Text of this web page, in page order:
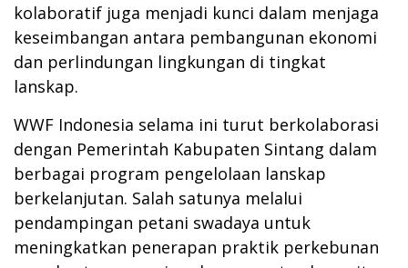
kolaboratif juga menjadi kunci dalam menjaga
keseimbangan antara pembangunan ekonomi
dan perlindungan lingkungan di tingkat
lanskap.
WWF Indonesia selama ini turut berkolaborasi
dengan Pemerintah Kabupaten Sintang dalam
berbagai program pengelolaan lanskap
berkelanjutan. Salah satunya melalui
pendampingan petani swadaya untuk
meningkatkan penerapan praktik perkebunan